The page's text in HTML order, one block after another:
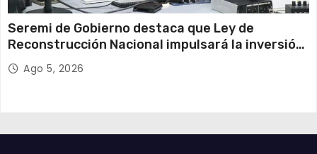
Seremi de Gobierno destaca que Ley de
Reconstrucción Nacional impulsará la inversión
y el empleo en Tarapacá
Ago 5, 2026